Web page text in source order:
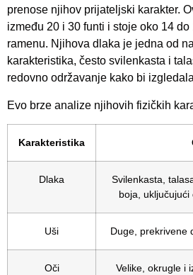
prenose njihov prijateljski karakter.
između 20 i 30 funti i stoje oko 14
ramenu. Njihova dlaka je jedna od
karakteristika, često svilenkasta i
redovno održavanje kako bi
Evo brze analize njihovih fizičkih
Karakteristika
Dlaka
Svilenkasta,
boja,
Uši Duge, prekrivene
Oči
Velike, okrugle i